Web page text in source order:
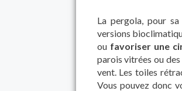
La pergola, pour
versions
ou favoriser une
parois vitrées ou
vent. Les toiles
Vous pouvez donc